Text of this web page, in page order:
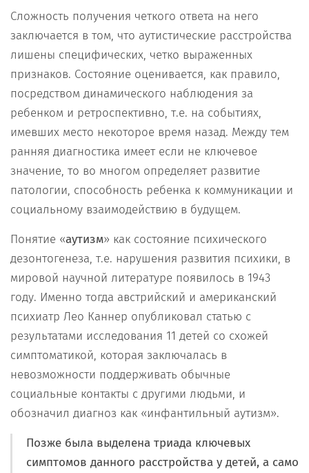
Сложность получения четкого ответа на него
заключается в том, что аутистические расстройства
лишены специфических, четко выраженных
признаков. Состояние оценивается, как правило,
посредством динамического наблюдения за
ребенком и ретроспективно, т.е. на событиях,
имевших место некоторое время назад. Между тем
ранняя диагностика имеет если не ключевое
значение, то во многом определяет развитие
патологии, способность ребенка к коммуникации и
социальному взаимодействию в будущем.
Понятие «аутизм» как состояние психического
дезонтогенеза, т.е. нарушения развития психики, в
мировой научной литературе появилось в 1943
году. Именно тогда австрийский и американский
психиатр Лео Каннер опубликовал статью с
результатами исследования 11 детей со схожей
симптоматикой, которая заключалась в
невозможности поддерживать обычные
социальные контакты с другими людьми, и
обозначил диагноз как «инфантильный аутизм».
Позже была выделена триада ключевых
симптомов данного расстройства у детей, а само